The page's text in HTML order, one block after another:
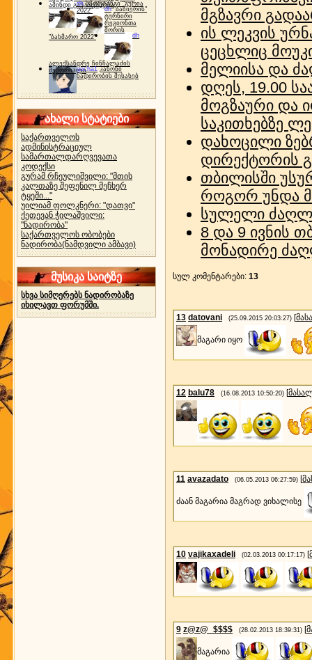
ამინდი გაუარესდება
dh სპორტინგი "გურია
2022"
dh "ბაზიერის"
ტურნირი
რეგიონთა
შორის
"ბახმარო 2022"
dh
ალექსანდრე ჩინჩალაძის
მემორიალიgocha1 კანონი
ნადირობის შესახებ
ახალი სტატიები
საქართველოს
ადმინისტრაციულ
სამართალდარღვევათა
კოდექსი
გურამ რჩეულიშვილი: "მთის
კალთაზე შეფენილ მეჩხერ
ტყეში..."
უილიამ ფოლკნერი: "დათვი"
ქეთევან ჭილაშვილი:
"ნადირობა"
საქართველოს ობობები
ნადირობა(ნამდვილი ამბავი)
მუსიკა საიტზე
სხვა სიმღერებს ნადირობაზე
იხილავთ ფორუმში.
მგზავრი
ის ლეკვის
ცეცხლიც
მელიისა და
დღეს, 19.00
მოგზაური და
საკითხებზე
დახოცილი
დირექტორის
თბილისში
როგორ უნდა
სულელი
8 და 9 ივნის
მონადირე
სულ კომენტარები: 13
13 datovani (25.09.2015 20:03:27) [
მაგარი იყო
12 balu78 (16.08.2013 10:50:20) [
11 avazadato (06.05.2013 06:27:59) [
ძაან მაგარია მაგრად ვიხალისე
10 vajikaxadeli (02.03.2013 00:17:17) [
9 z@z@_$$$$ (28.02.2013 18:39:31) [
მაგარია